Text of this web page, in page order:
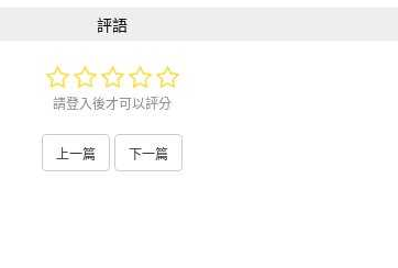
評語
請登入後才可以評分
上一篇 下一篇